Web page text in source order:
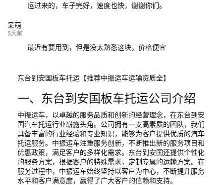
运过来的，车子完好，速度也快，谢谢你们。
呆萌
5天前
最近有要用到，但是没太熟悉这块，价格便宜
东台到安国板车托运【推荐中振运车运输资质全】
一、东台到安国板车托运公司介绍
中振运车，以卓越的服务品质和创新的经营理念，在东台到安
国汽车托运行业崭露头角。公司拥有一支高素质的团队，我们
具备丰富的行业经验和专业知识，能够为客户提供优质的汽车
托运服务。中振运车注重服务创新，不断推出新的服务项目和
优惠政策，满足客户的多样化需求。东台到安国还提供个性化
的服务方案，根据客户的特殊需求，定制专属的运输方案。在
服务过程中，中振运车始终坚持以客户为中心，不断提升服务
水平和客户满意度，赢得了广大客户的信赖和支持。